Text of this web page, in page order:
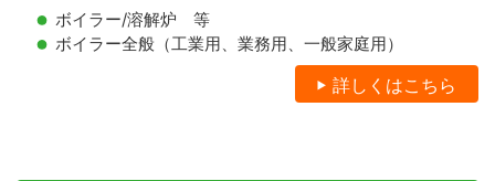
ボイラー/溶解炉 等
ボイラー全般（工業用、業務用、一般家庭用）
詳しくはこちら